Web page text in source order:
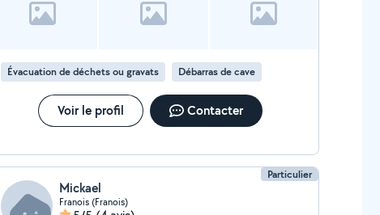
Évacuation de déchets ou gravats Débarras de cave
Voir le profil Contacter
Particulier
Mickael
Franois (Franois)